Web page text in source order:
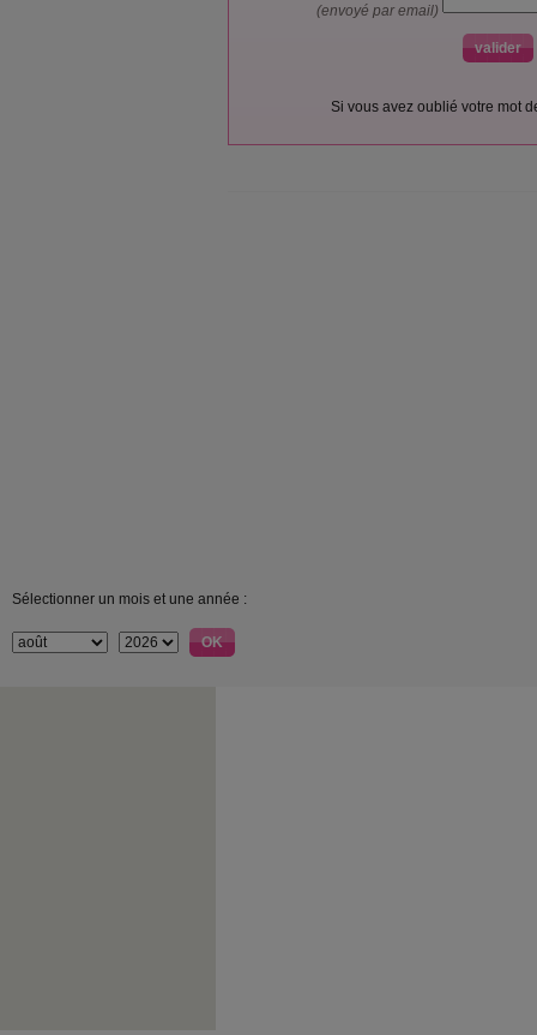
(envoyé par email)
Si vous avez oublié votre mot
Sélectionner un mois et une année :